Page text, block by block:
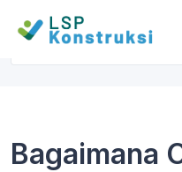
Bagaimana